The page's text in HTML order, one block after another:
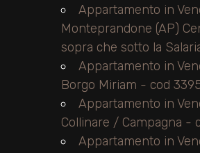
Appartamento in
Monteprandone (AP)
sopra che sotto la
Appartamento in
Borgo Miriam - cod
Appartamento in
Collinare / Campagna -
Appartamento in